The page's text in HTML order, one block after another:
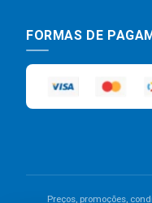
FORMAS DE
Preços, promoções,